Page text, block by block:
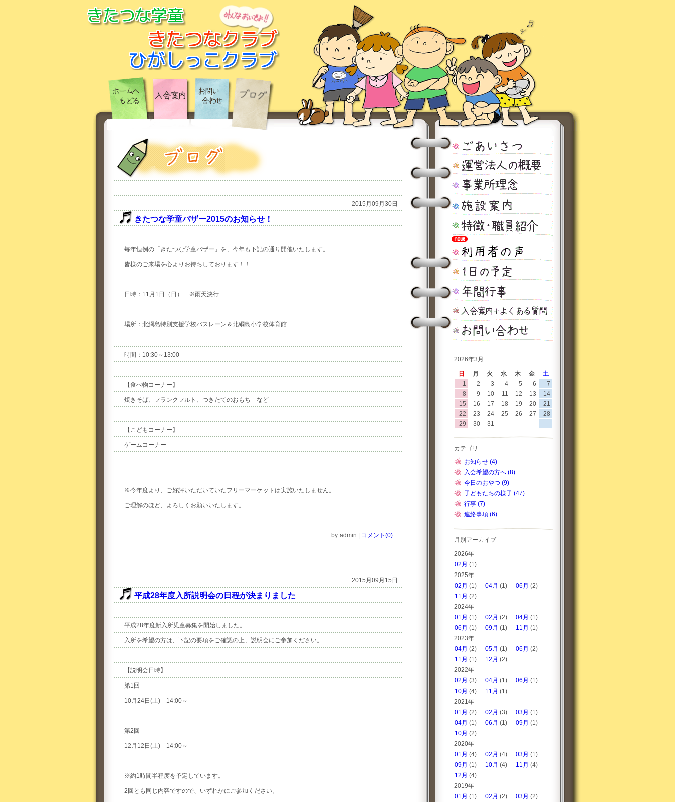
2015月09月30日
きたつな学童バザー2015のお知らせ！
毎年恒例の「きたつな学童バザー」を、今年も下記の通り開催いたします。
皆様のご来場を心よりお待ちしております！！
日時：11月1日（日） ※雨天決行
場所：北綱島特別支援学校バスレーン＆北綱島小学校体育館
時間：10:30～13:00
【食べ物コーナー】
焼きそば、フランクフルト、つきたてのおもち など
【こどもコーナー】
ゲームコーナー
※今年度より、ご好評いただいていたフリーマーケットは実施いたしません。
ご理解のほど、よろしくお願いいたします。
by admin コメント(0)
2015月09月15日
平成28年度入所説明会の日程が決まりました
平成28年度新入所児童募集を開始しました。
入所を希望の方は、下記の要項をご確認の上、説明会にご参加ください。
【説明会日時】
第1回
10月24日(土) 14:00～
第2回
12月12日(土) 14:00～
※約1時間半程度を予定しています。
2回とも同じ内容ですので、いずれかにご参加ください。
2026年3月
日 月 火 水 木 金
土
1
2 3 4 5 6
7
8
9 10 11 12 13
14
15
16 17 18 19 20
21
22
23 24 25 26 27
28
29
30 31
カテゴリ
お知らせ (4)
入会希望の方へ (8)
今日のおやつ (9)
子どもたちの様子 (47)
行事 (7)
連絡事項 (6)
月別アーカイブ
2026年
02月 (1)
2025年
02月 (1) 04月 (1) 06月 (2)
11月 (2)
2024年
01月 (1) 02月 (2) 04月 (1)
06月 (1) 09月 (1) 11月 (1)
2023年
04月 (2) 05月 (1) 06月 (2)
11月 (1) 12月 (2)
2022年
02月 (3) 04月 (1) 06月 (1)
10月 (4) 11月 (1)
2021年
01月 (2) 02月 (3) 03月 (1)
04月 (1) 06月 (1) 09月 (1)
10月 (2)
2020年
01月 (4) 02月 (4) 03月 (1)
09月 (1) 10月 (4) 11月 (4)
12月 (4)
2019年
01月 (1) 02月 (2) 03月 (2)